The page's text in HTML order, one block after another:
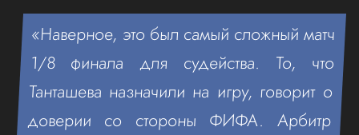
«Наверное, это был самый сложный матч
1/8 финала для судейства. То, что
Танташева назначили на игру, говорит о
доверии со стороны ФИФА. Арбитр